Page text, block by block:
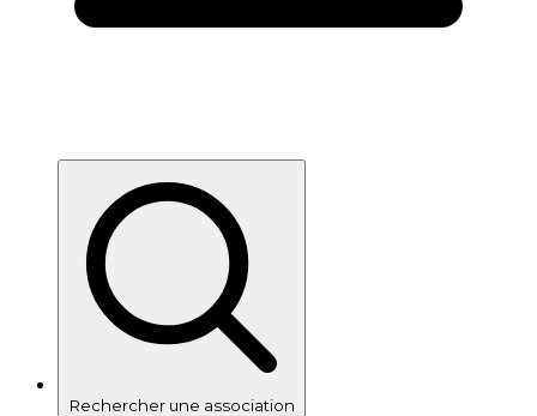
Rechercher une association